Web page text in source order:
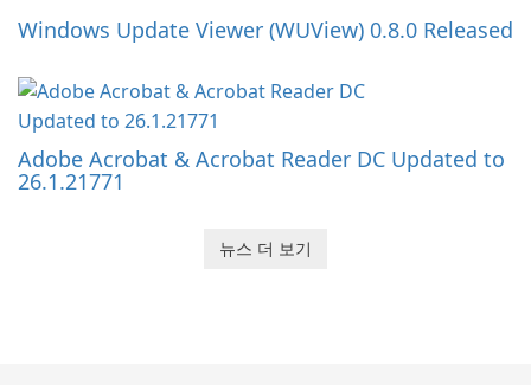
Windows Update Viewer (WUView) 0.8.0 Released
Adobe Acrobat & Acrobat Reader DC Updated to
26.1.21771
뉴스 더 보기